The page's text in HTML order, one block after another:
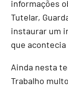
informações
Tutelar,
instaurar um
que
Ainda nesta
Trabalho